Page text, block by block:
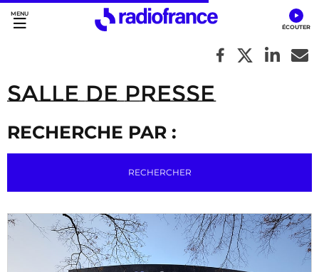
Accès direct :
Menu principal
Contenu
Salle de Presse
RECHERCHE PAR :
RECHERCHER